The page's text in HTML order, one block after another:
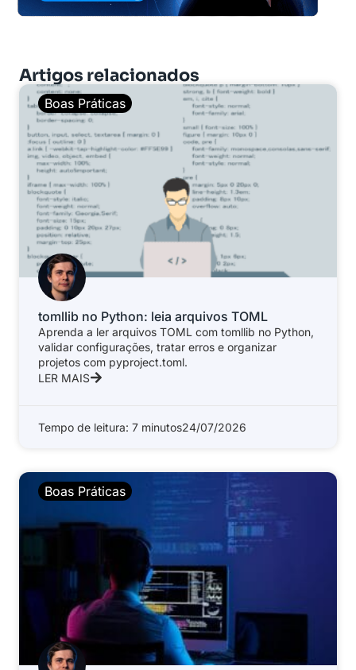
Artigos relacionados
Boas Práticas
tomllib no Python: leia arquivos TOML
Aprenda a ler arquivos TOML com tomllib no Python,
validar configurações, tratar erros e organizar
projetos com pyproject.toml.
LER MAIS
Tempo de leitura: 7 minutos24/07/2026
Boas Práticas